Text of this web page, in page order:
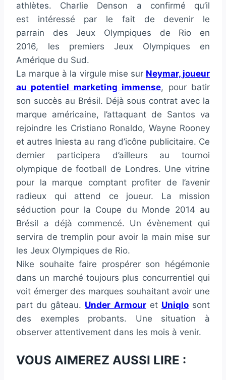
athlètes. Charlie Denson a confirmé qu’il
est intéressé par le fait de devenir le
parrain des Jeux Olympiques de Rio en
2016, les premiers Jeux Olympiques en
Amérique du Sud.
La marque à la virgule mise sur Neymar, joueur
au potentiel marketing immense, pour batir
son succès au Brésil. Déjà sous contrat avec la
marque américaine, l’attaquant de Santos va
rejoindre les Cristiano Ronaldo, Wayne Rooney
et autres Iniesta au rang d’icône publicitaire. Ce
dernier participera d’ailleurs au tournoi
olympique de football de Londres. Une vitrine
pour la marque comptant profiter de l’avenir
radieux qui attend ce joueur. La mission
séduction pour la Coupe du Monde 2014 au
Brésil a déjà commencé. Un évènement qui
servira de tremplin pour avoir la main mise sur
les Jeux Olympiques de Rio.
Nike souhaite faire prospérer son hégémonie
dans un marché toujours plus concurrentiel qui
voit émerger des marques souhaitant avoir une
part du gâteau. Under Armouret Uniqlosont
des exemples probants. Une situation à
observer attentivement dans les mois à venir.
VOUS AIMEREZ AUSSI LIRE :